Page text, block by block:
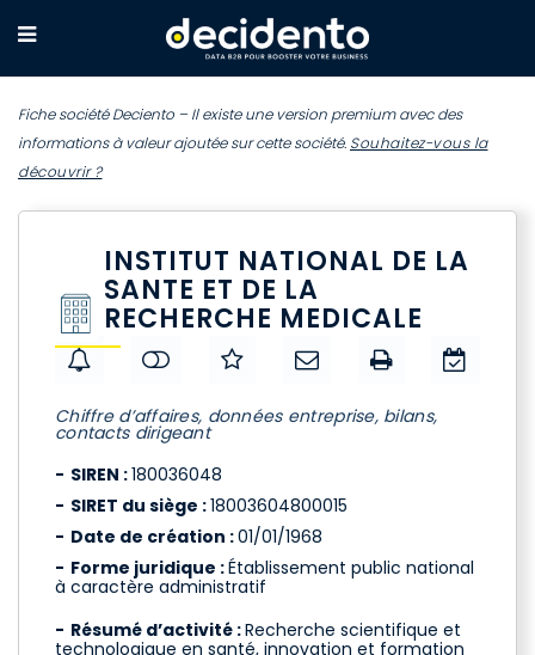
Fiche société Deciento – Il existe une version premium avec des
informations à valeur ajoutée sur cette société. Souhaitez-vous la
découvrir ?
INSTITUT NATIONAL DE LA
SANTE ET DE LA
RECHERCHE MEDICALE
Chiffre d’affaires, données entreprise, bilans,
contacts dirigeant
SIREN :180036048
SIRET du siège :18003604800015
Date de création :01/01/1968
Forme juridique :Établissement public national
à caractère administratif
Résumé d’activité :Recherche scientifique et
technologique en santé, innovation et formation